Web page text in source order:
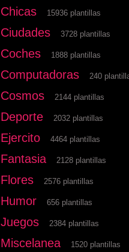
Chicas 15936 plantillas
Ciudades 3728 plantillas
Coches 1888 plantillas
Computadoras 240
Cosmos 2144 plantillas
Deporte 2032 plantillas
Ejercito 4464 plantillas
Fantasia 2128 plantillas
Flores 2576 plantillas
Humor 656 plantillas
Juegos 2384 plantillas
Miscelanea 1520 plantillas